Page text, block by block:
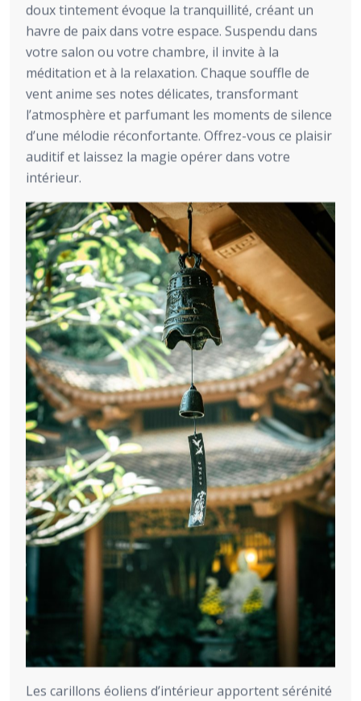
doux tintement évoque la tranquillité, créant un
havre de paix dans votre espace. Suspendu dans
votre salon ou votre chambre, il invite à la
méditation et à la relaxation. Chaque souffle de
vent anime ses notes délicates, transformant
l’atmosphère et parfumant les moments de silence
d’une mélodie réconfortante. Offrez-vous ce plaisir
auditif et laissez la magie opérer dans votre
intérieur.
Les carillons éoliens d’intérieur apportent sérénité